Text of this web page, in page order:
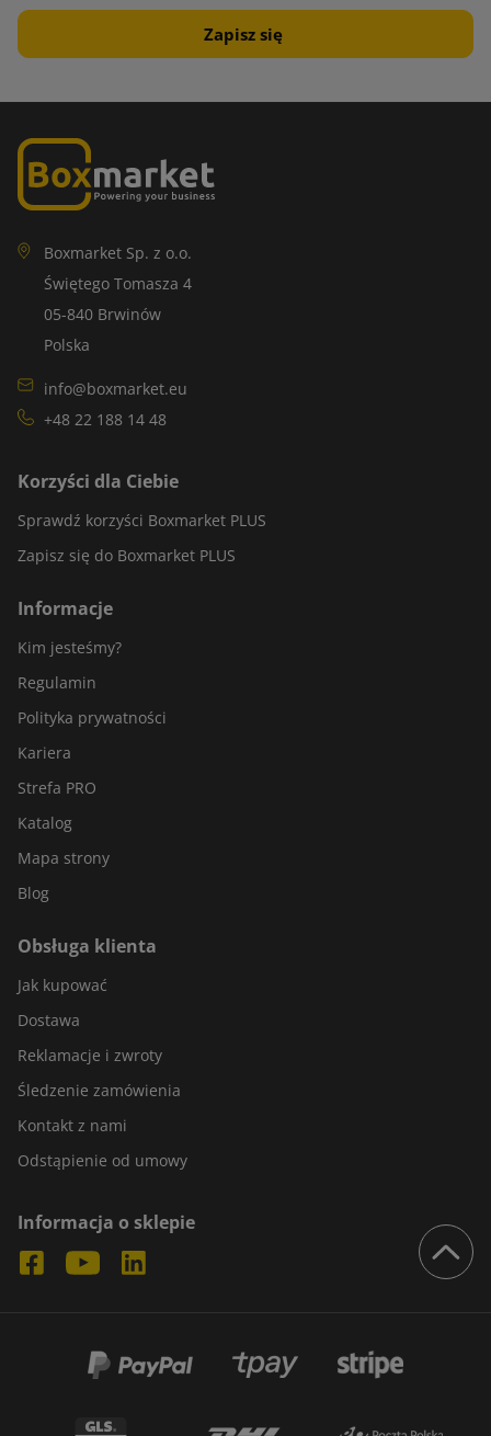
Boxmarket Sp. z o.o.
Świętego Tomasza 4
05-840 Brwinów
Polska
info@boxmarket.eu
+48 22 188 14 48
Korzyści dla Ciebie
Sprawdź korzyści Boxmarket PLUS
Zapisz się do Boxmarket PLUS
Informacje
Kim jesteśmy?
Regulamin
Polityka prywatności
Kariera
Strefa PRO
Katalog
Mapa strony
Blog
Obsługa klienta
Jak kupować
Dostawa
Reklamacje i zwroty
Śledzenie zamówienia
Kontakt z nami
Odstąpienie od umowy
Informacja o sklepie